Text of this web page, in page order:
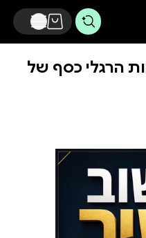
הרגלי כסף של